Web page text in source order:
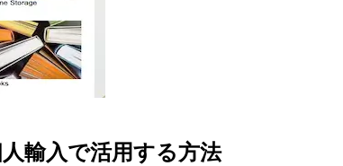
輸入で活用する方法